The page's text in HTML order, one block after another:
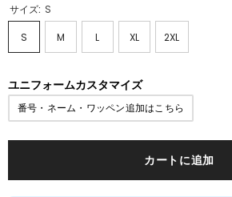
サイズ: S
S M L XL 2XL
ユニフォームカスタマイズ
番号・ネーム・ワッペン追加はこちら
カートに追加